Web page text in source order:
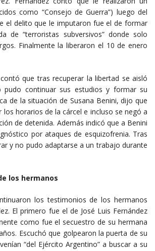
como “Consejo de Guerra”) luego del
el delito que le imputaron fue el de formar
de “terroristas subversivos” donde solo
Finalmente la liberaron el 10 de enero
que tras recuperar la libertad se aisló
pudo continuar sus estudios y formar su
de la situación de Susana Benini, dijo que
los horarios de la cárcel e incluso se negó a
de detenida. Además indicó que a Benini
por ataques de esquizofrenia. Tras
y no pudo adaptarse a un trabajo durante
los hermanos
los testimonios de los hermanos
El primero fue el de José Luis Fernández
como fue el secuestro de su hermana
Escuchó que golpearon la puerta de su
“del Ejército Argentino” a buscar a su